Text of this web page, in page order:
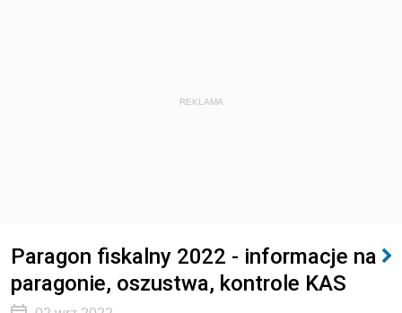
REKLAMA
Paragon fiskalny 2022 - informacje na
paragonie, oszustwa, kontrole KAS